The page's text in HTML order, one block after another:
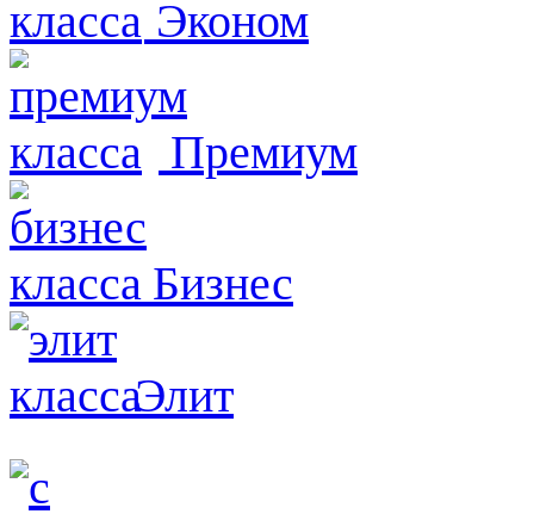
Эконом
Премиум
Бизнес
Элит